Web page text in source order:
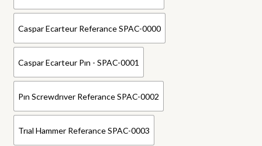
Caspar Ecarteur Referance SPAC-0000
Caspar Ecarteur Pın - SPAC-0001
Pın Screwdrıver Referance SPAC-0002
Trıal Hammer Referance SPAC-0003